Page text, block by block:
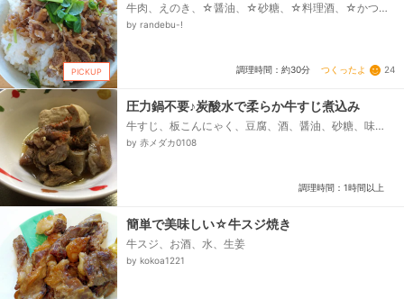
PICKUP
牛肉、えのき、☆醤油、☆砂糖、☆料理酒、☆かつお
だし、☆水、☆白ごま、ご飯、豆苗
by randebu-!
調理時間：約30分 つくったよ 24
圧力鍋不要♪炭酸水で柔らか牛すじ煮込み
牛すじ、板こんにゃく、豆腐、酒、醤油、砂糖、味
噌、炭酸水、生姜
by 赤メダカ0108
調理時間：1時間以上
簡単で美味しい☆牛スジ焼き
牛スジ、お酒、水、生姜
by kokoa1221